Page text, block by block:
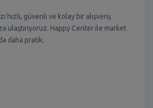
hızlı, güvenli ve kolay bir alışveriş
ulaştırıyoruz. Happy Center ile market
daha pratik.